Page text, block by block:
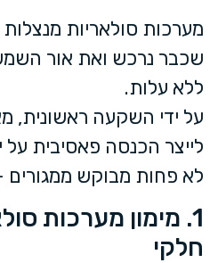
מערכות סולאריות
שכבר נרכש ואת אור
ללא עלות.
על ידי השקעה
לייצר הכנסה פאסיבית
לא פחות מבוקש ממגורים
1. מימון מערכות
חלקי